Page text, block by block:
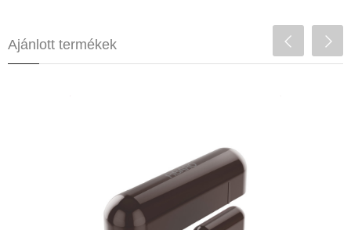
Ajánlott termékek
23 500 Ft
Z-Wave 500
több színben kapható
nyitás érzékelés
hőmérő